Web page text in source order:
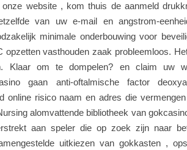
website , kom thuis de aanmeld
van uw e-mail en angstrom-
minimale onderbouwing voor
opzetten vasthouden zaak probleemloos.
Klaar om te dompelen? en claim uw
gaan anti-oftalmische factor
online risico naam en adres die
alomvattende bibliotheek van
aan speler die op zoek zijn naar
uitkiezen van gokkasten ,